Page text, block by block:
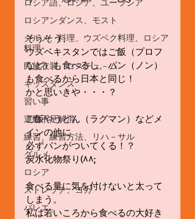
ロシア語、ロシア、ユーラシア
ロシアンダンス、モスト
グルメ、料理、ウズベク料理、ロシア
料理
民族衣装、コスチュ－ム
キッズダンス
習い事
運動不足解消
練習、練習方法、リハ－サル
グルメ
ロシア
ストレッチ、ヨガ
バレエ
そうそう、
ウズベキスタンではご飯（プロフ
など）も食べるし、パン（ノン）
も食べるから日本と同じ！
かと思いきや・・・？
ご飯やうどん（ラグマン）などメ
インの他に
必ずパンがついてくる！？
炭水化物祭り(^^;
食べる量に気を付けないと太って
しまう。
私は若いころから食べるの大好き